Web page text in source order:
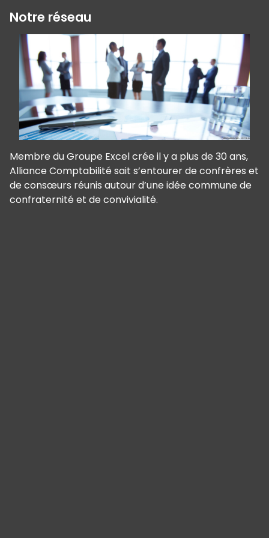
Notre réseau
Membre du Groupe Excel crée il y a plus de 30 ans,
Alliance Comptabilité sait s’entourer de confrères et
de consœurs réunis autour d’une idée commune de
confraternité et de convivialité.